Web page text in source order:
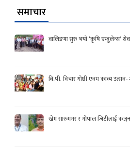
समाचार
वालिङमा सुरु भयो ‘कृषि एम्बुलेन्स’
बि.पी. विचार गोष्ठी एवम काव्य उत्सव-
खेम सारुमगर र गोपाल जिटीलाई कञ्चन